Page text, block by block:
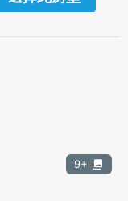
9+